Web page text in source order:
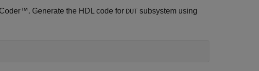
Generate the HDL code for DUT subsystem using